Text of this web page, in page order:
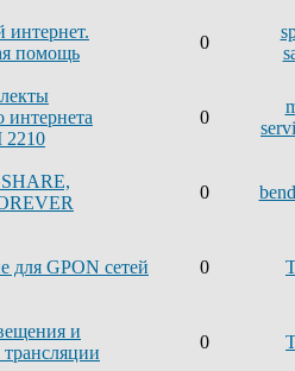
помощь
0
интернета
2210
0
0
для GPON сетей 0
и
0